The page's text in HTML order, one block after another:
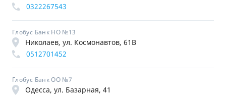
0322267543
Глобус Банк НО №13
Николаев, ул. Космонавтов, 61В
0512701452
Глобус Банк ОО №7
Одесса, ул. Базарная, 41